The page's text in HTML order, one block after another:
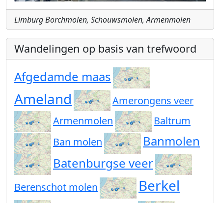
Limburg Borchmolen, Schouwsmolen, Armenmolen
Wandelingen op basis van trefwoord
Afgedamde maas
Ameland
Amerongens veer
Armenmolen
Baltrum
Ban molen
Banmolen
Batenburgse veer
Berenschot molen Berkel